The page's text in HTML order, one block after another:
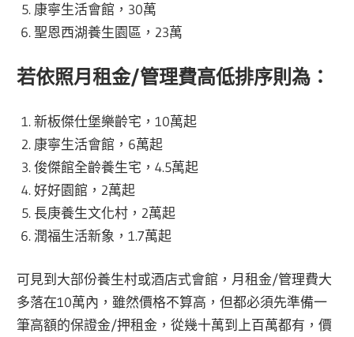
康寧生活會館，30萬
聖恩西湖養生園區，23萬
若依照月租金/管理費高低排序則為：
新板傑仕堡樂齡宅，10萬起
康寧生活會館，6萬起
俊傑館全齡養生宅，4.5萬起
好好園館，2萬起
長庚養生文化村，2萬起
潤福生活新象，1.7萬起
可見到大部份養生村或酒店式會館，月租金/管理費大
多落在10萬內，雖然價格不算高，但都必須先準備一
筆高額的保證金/押租金，從幾十萬到上百萬都有，價